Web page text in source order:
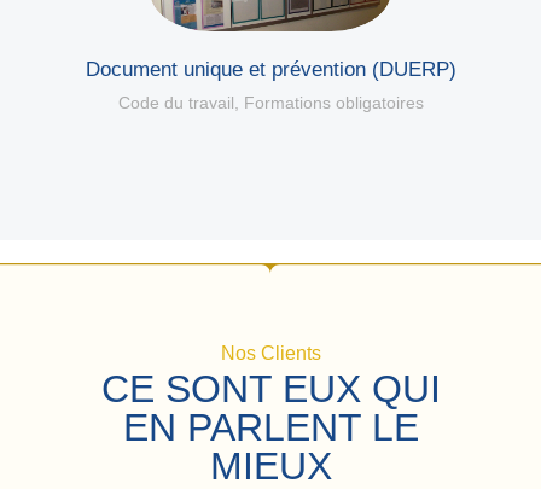
Document unique et prévention (DUERP)
Code du travail, Formations obligatoires
Nos Clients
CE SONT EUX QUI
EN PARLENT LE
MIEUX